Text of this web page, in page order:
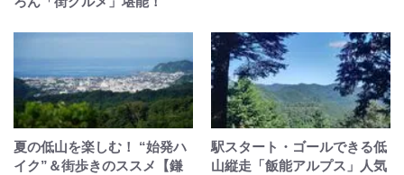
夏の低山を楽しむ！ “始発ハ
イク”＆街歩きのススメ【鎌
駅スタート・ゴールできる低
山縦走「飯能アルプス」人気